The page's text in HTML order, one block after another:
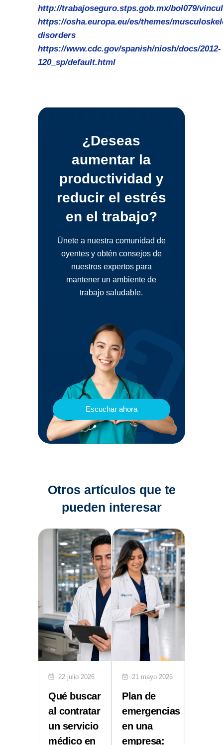
http://trabajoseguro.stps.gob.mx/bol079/
https://osha.europa.eu/es/themes/
disorders
https://www.cdc.gov/spanish/niosh/docs/2012-
120_sp/default.html
¿Deseas
aumentar la
productividad y
reducir el estrés
en el trabajo?
Únete a nuestra comunidad de
oyentes y obtén consejos de
nuestros expertos para
mantener un ambiente de
trabajo saludable.
Escuchar ahora
Otros artículos que te
pueden interesar
22 julio 2026
Qué buscar
al contratar
un servicio
médico en
21 mayo 2026
Plan de
emergencias
en una
empresa: